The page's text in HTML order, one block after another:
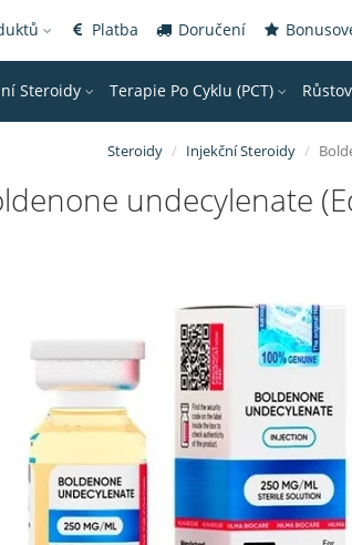
Platba Doručení
Steroidy Terapie Po Cyklu (PCT)
Steroidy Injekční Steroidy
undecylenate